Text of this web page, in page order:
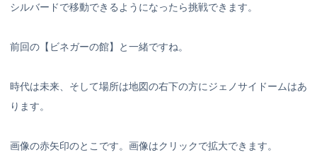
シルバードで移動できるようになったら挑戦できます。
前回の【ビネガーの館】と一緒ですね。
時代は未来、そして場所は地図の右下の方にジェノサイドームはあ
ります。
画像の赤矢印のとこです。画像はクリックで拡大できます。